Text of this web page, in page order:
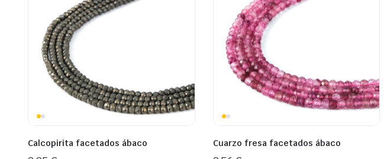
Calcopirita facetados ábaco Cuarzo fresa facetados ábaco